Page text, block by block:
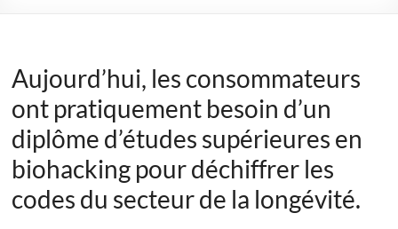
Aujourd’hui, les consommateurs
ont pratiquement besoin d’un
diplôme d’études supérieures en
biohacking pour déchiffrer les
codes du secteur de la longévité.